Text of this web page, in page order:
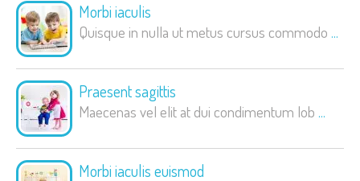
Morbi iaculis
Quisque in nulla ut metus cursus commodo ...
Praesent sagittis
Maecenas vel elit at dui condimentum lob ...
Morbi iaculis euismod